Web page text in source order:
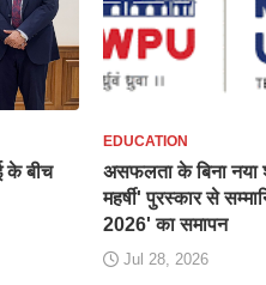
के बीच
EDUCATION
असफलता के बिना नया
महर्षी' पुरस्कार से
2026' का समापन
Jul 28, 2026